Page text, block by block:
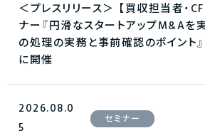
＜プレスリリース＞ 【買収担当者・
ナー『円滑なスタートアップM&Aを
の処理の実務と事前確認のポイント
に開催
2026.08.0
5
セミナー